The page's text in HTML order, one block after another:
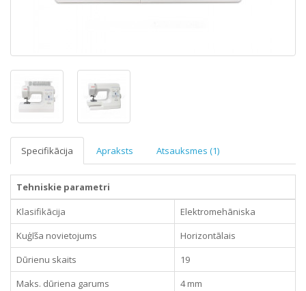
Specifikācija Apraksts Atsauksmes (1)
Tehniskie parametri
Klasifikācija
Elektromehāniska
Kuģīša novietojums
Horizontālais
Dūrienu skaits
19
Maks. dūriena garums
4 mm